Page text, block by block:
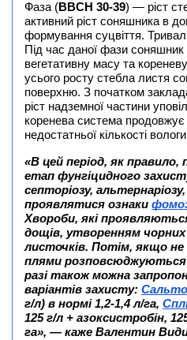
Фаза (BBCH 30-39) — ріст
активний ріст соняшника в
формування суцвіття.
Під час даної фази
вегетативну масу та
усього росту стебла листя
поверхню. З початком
ріст надземної частини
коренева система продовжує
недостатньої кількості
«В цей період, як
етап фунгіцидного
септоріозу,
проявлятися ознаки
Хвороби, які
дощів, утворенням
листочків. Потім, якщо
плями
разі також можна
варіантів захисту: Сальто
г/л) в нормі 1,2-1,4 л/га,
125 г/л + азоксистробін,
га», — каже Валентин